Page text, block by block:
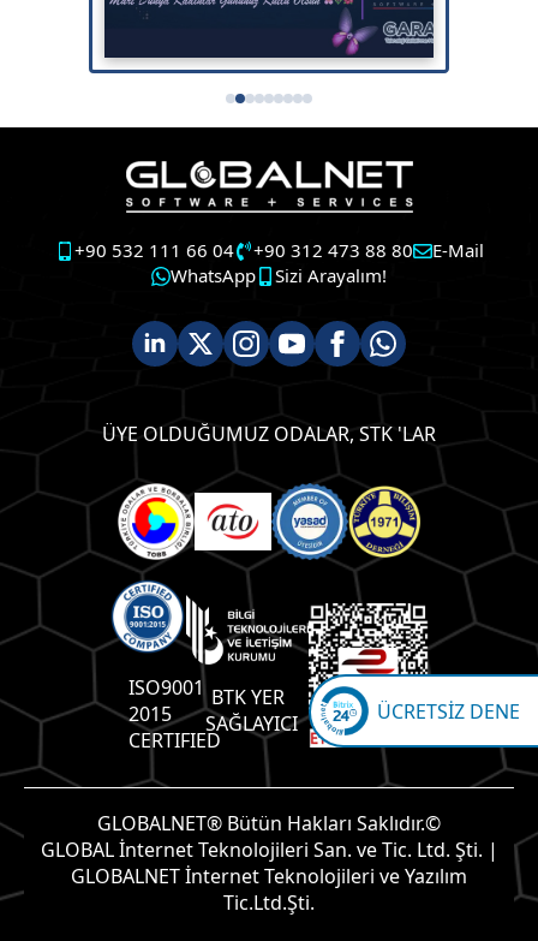
+90 532 111 66 04 +90 312 473 88 80
E-Mail
WhatsApp
Sizi Arayalım!
ÜYE OLDUĞUMUZ ODALAR, STK 'LAR
ISO9001
2015
CERTIFIED
BTK YER
SAĞLAYICI
GLOBALNET® Bütün Hakları Saklıdır.©
GLOBAL İnternet Teknolojileri San. ve Tic. Ltd. Şti. |
GLOBALNET İnternet Teknolojileri ve Yazılım
Tic.Ltd.Şti.
ÜCRETSİZ DENE